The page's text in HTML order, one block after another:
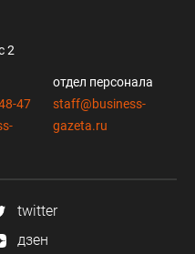
2
47
отдел персонала
staff@business-
gazeta.ru
twitter
дзен